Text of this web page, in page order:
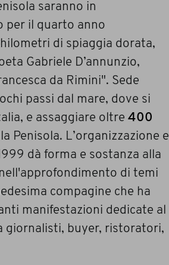
saranno in
per il quarto anno
di spiaggia dorata,
Gabriele D’annunzio,
da Rimini". Sede
passi dal mare, dove si
e assaggiare oltre400
Penisola. L’organizzazione e
dà forma e sostanza alla
di temi
compagine che ha
manifestazioni dedicate al
giornalisti, buyer, ristoratori,